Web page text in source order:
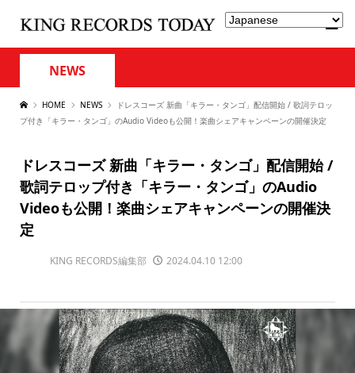
NEWS
HOME NEWS
ドレスコーズ 新曲「キラー・タンゴ」配信開始 / 歌詞テロッ
プ付き「キラー・タンゴ」のAudio Videoも公開！楽曲シェアキャンペーンの開催決定
ドレスコーズ 新曲「キラー・タンゴ」配信開始 /
歌詞テロップ付き「キラー・タンゴ」のAudio
Videoも公開！楽曲シェアキャンペーンの開催決
定
KING RECORDS編集部 2024.04.10 12:00